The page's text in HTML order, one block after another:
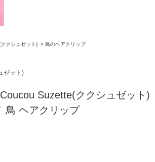
クシュゼット) > 鳥のヘアクリップ
ゼット)
Suzette(ククシュゼット)
鳥 ヘアクリップ